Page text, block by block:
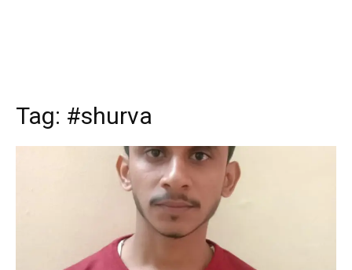
Tag: #shurva